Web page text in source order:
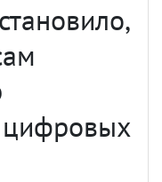
цифровых